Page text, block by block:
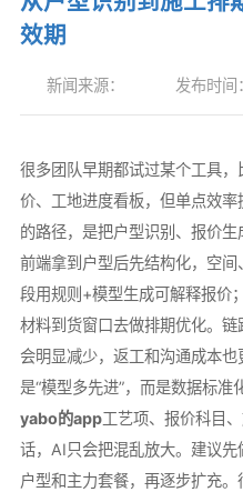
效期
新闻来源： 发布时
很多团队早期都试过某个工具
价、工地进度看板，但单点效
的路径，是把户型识别、报价生
前端拿到户型后先结构化，空
段用规则+模型生成可解释报价
材料到货窗口去做排期优化。
会明显减少，返工和沟通成本
是“模型多先进”，而是数据标准
yabo的app工艺项、报价科目
话，AI只会把混乱放大。建议先
户型和主力套餐，再逐步扩充